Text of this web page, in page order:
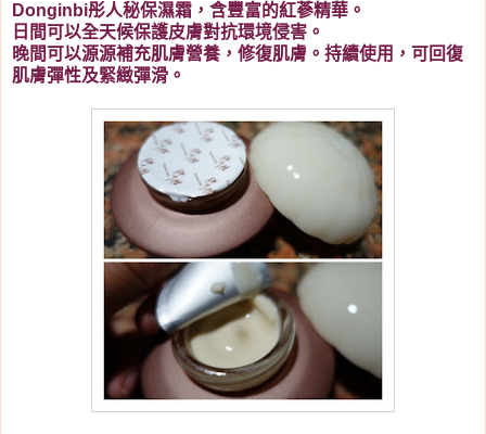
Donginbi彤人秘保濕霜，含豐富的紅蔘精華。
日間可以全天候保護皮膚對抗環境侵害。
晚間可以源源補充肌膚營養，修復肌膚。持續使用，可回復
肌膚彈性及緊緻彈滑。